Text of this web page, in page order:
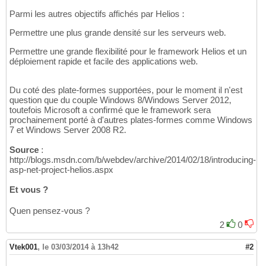
Parmi les autres objectifs affichés par Helios :
Permettre une plus grande densité sur les serveurs web.
Permettre une grande flexibilité pour le framework Helios et un
déploiement rapide et facile des applications web.
Du coté des plate-formes supportées, pour le moment il n'est
question que du couple Windows 8/Windows Server 2012,
toutefois Microsoft a confirmé que le framework sera
prochainement porté à d'autres plates-formes comme Windows
7 et Windows Server 2008 R2.
Source :
http://blogs.msdn.com/b/webdev/archive/2014/02/18/introducing-
asp-net-project-helios.aspx
Et vous ?
Quen pensez-vous ?
2
0
Vtek001, le 03/03/2014 à 13h42 #2